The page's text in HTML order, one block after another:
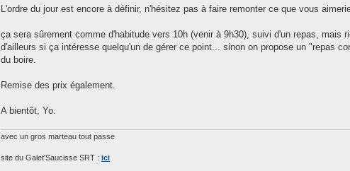
L'ordre du jour est encore à définir, n'hésitez pas à faire remonter ce que vous
ça sera sûrement comme d'habitude vers 10h (venir à 9h30), suivi d'un repas, mais
d'ailleurs si ça intéresse quelqu'un de gérer ce point... sinon on propose un "repas
du boire.
Remise des prix également.
A bientôt, Yo.
avec un gros marteau tout passe
site du Galet'Saucisse SRT : ici